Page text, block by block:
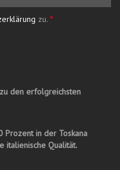
zu. *
den erfolgreichsten
Prozent in der Toskana
italienische Qualität.